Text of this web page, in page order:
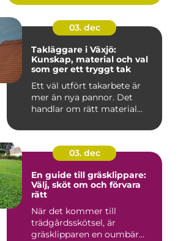
03. dec
Takläggare i Växjö:
Kunskap, material och val
som ger ett tryggt tak
Ett väl utfört takarbete är
mer än nya pannor. Det
handlar om rätt material...
03. dec
En guide till gräsklippare:
Välj, sköt om och förvara
rätt
När det kommer till
trädgårdsskötsel, är
gräsklipparen en oumbär...